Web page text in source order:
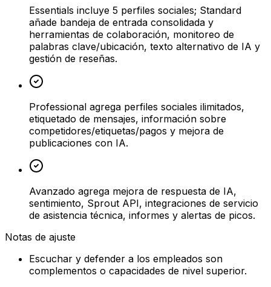
Essentials incluye 5 perfiles sociales; Standard
añade bandeja de entrada consolidada y
herramientas de colaboración, monitoreo de
palabras clave/ubicación, texto alternativo de IA y
gestión de reseñas.
Professional agrega perfiles sociales ilimitados,
etiquetado de mensajes, información sobre
competidores/etiquetas/pagos y mejora de
publicaciones con IA.
Avanzado agrega mejora de respuesta de IA,
sentimiento, Sprout API, integraciones de servicio
de asistencia técnica, informes y alertas de picos.
Notas de ajuste
Escuchar y defender a los empleados son
complementos o capacidades de nivel superior.